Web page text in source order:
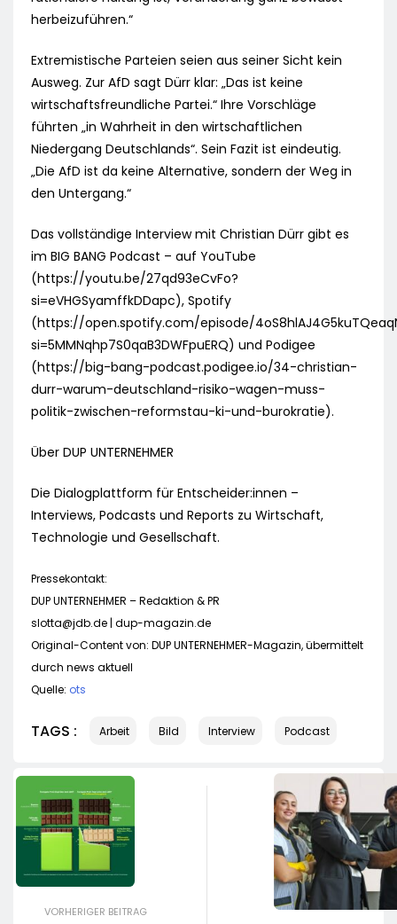
herbeizuführen.“
Extremistische Parteien seien aus seiner Sicht kein
Ausweg. Zur AfD sagt Dürr klar: „Das ist keine
wirtschaftsfreundliche Partei.“ Ihre Vorschläge
führten „in Wahrheit in den wirtschaftlichen
Niedergang Deutschlands“. Sein Fazit ist eindeutig.
„Die AfD ist da keine Alternative, sondern der Weg in
den Untergang.“
Das vollständige Interview mit Christian Dürr gibt es
im BIG BANG Podcast – auf YouTube
(https://youtu.be/27qd93eCvFo?
si=eVHGSyamffkDDapc), Spotify
(https://open.spotify.com/episode/
si=5MMNqhp7S0qaB3DWFpuERQ) und Podigee
(https://big-bang-podcast.podigee.io/34-christian-
durr-warum-deutschland-risiko-wagen-muss-
politik-zwischen-reformstau-ki-und-burokratie).
Über DUP UNTERNEHMER
Die Dialogplattform für Entscheider:innen –
Interviews, Podcasts und Reports zu Wirtschaft,
Technologie und Gesellschaft.
Pressekontakt:
DUP UNTERNEHMER – Redaktion & PR
slotta@jdb.de | dup-magazin.de
Original-Content von: DUP UNTERNEHMER-Magazin, übermittelt
durch news aktuell
Quelle: ots
TAGS : Arbeit Bild Interview Podcast
VORHERIGER BEITRAG